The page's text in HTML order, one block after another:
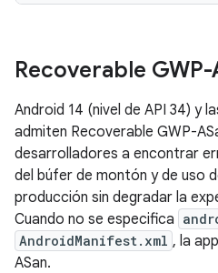
Recoverable GWP-
Android 14 (nivel de API 34) y
admiten Recoverable GWP-
desarrolladores a encontrar
del búfer de montón y de uso
producción sin degradar la
Cuando no se especifica
AndroidManifest.xml , la
ASan.